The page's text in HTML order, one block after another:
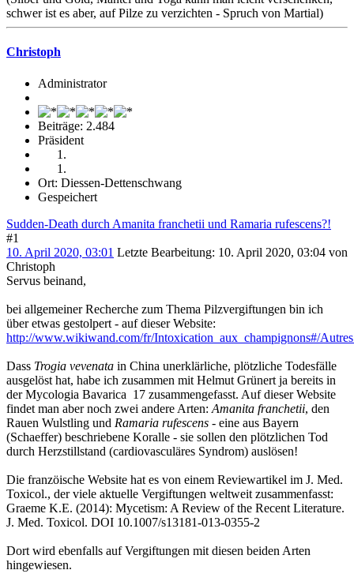
schwer ist es aber, auf Pilze zu verzichten - Spruch von Martial)
Christoph
Administrator
Beiträge: 2.484
Präsident
Ort: Diessen-Dettenschwang
Gespeichert
Sudden-Death durch Amanita franchetii und Ramaria rufescens?!
#1
10. April 2020, 03:01 Letzte Bearbeitung: 10. April 2020, 03:04 von
Christoph
Servus beinand,
bei allgemeiner Recherche zum Thema Pilzvergiftungen bin ich
über etwas gestolpert - auf dieser Website:
http://www.wikiwand.com/fr/Intoxication_aux_champignons#/
Dass Trogia vevenata in China unerklärliche, plötzliche Todesfälle
ausgelöst hat, habe ich zusammen mit Helmut Grünert ja bereits in
der Mycologia Bavarica 17 zusammengefasst. Auf dieser Website
findet man aber noch zwei andere Arten: Amanita franchetii, den
Rauen Wulstling und Ramaria rufescens - eine aus Bayern
(Schaeffer) beschriebene Koralle - sie sollen den plötzlichen Tod
durch Herzstillstand (cardiovasculäres Syndrom) auslösen!
Die franzöische Website hat es von einem Reviewartikel im J. Med.
Toxicol., der viele aktuelle Vergiftungen weltweit zusammenfasst:
Graeme K.E. (2014): Mycetism: A Review of the Recent Literature.
J. Med. Toxicol. DOI 10.1007/s13181-013-0355-2
Dort wird ebenfalls auf Vergiftungen mit diesen beiden Arten
hingewiesen.